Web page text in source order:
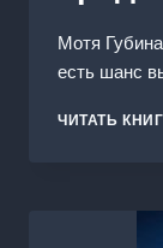
Мотя
есть шанс
ЧИТАТЬ